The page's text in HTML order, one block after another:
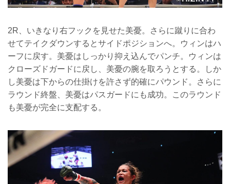
2R、いきなり右フックを見せた美憂。さらに蹴りに合わ
せてテイクダウンするとサイドポジションへ。ウィンはハ
ーフに戻す。美憂はしっかり抑え込んでパンチ。ウィンは
クローズドガードに戻し、美憂の腕を取ろうとする。しか
し美憂は下からの仕掛けを許さず的確にパウンド。さらに
ラウンド終盤、美憂はパスガードにも成功。このラウンド
も美憂が完全に支配する。